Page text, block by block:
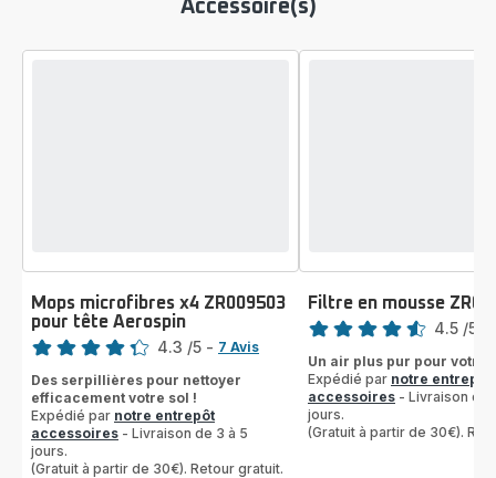
Accessoire(s)
Mops microfibres x4 ZR009503
pour tête Aerospin
Note
4.3 /5 - 7 Avis
Des serpillières pour nettoyer
efficacement votre sol !
Expédié par notre entrepôt
accessoires - Livraison de 3 à 5
jours.
(Gratuit à partir de 30€). Retour gratuit.
Filtre en mousse
Note
4.5 /5
Un air plus pur pour votre
Expédié par notre entrepôt
accessoires - Livraison de
jours.
(Gratuit à partir de 30€).